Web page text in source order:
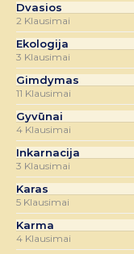
Dvasios
2 Klausimai
Ekologija
3 Klausimai
Gimdymas
11 Klausimai
Gyvūnai
4 Klausimai
Inkarnacija
3 Klausimai
Karas
5 Klausimai
Karma
4 Klausimai